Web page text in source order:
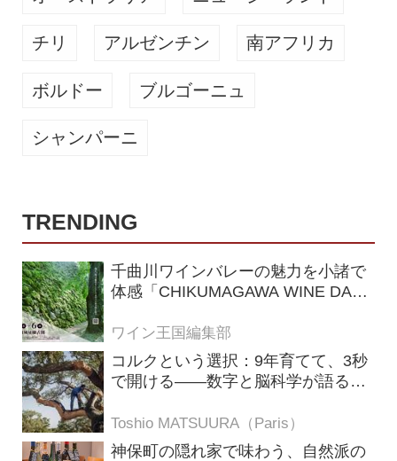
チリ アルゼンチン 南アフリカ
ボルドー ブルゴーニュ
シャンパーニ
TRENDING
千曲川ワインバレーの魅力を小諸で
体感「CHIKUMAGAWA WINE DAYS
ワイン王国編集部
コルクという選択：9年育てて、3秒
で開ける——数字と脳科学が語る栓
Toshio MATSUURA（Paris）
神保町の隠れ家で味わう、自然派の